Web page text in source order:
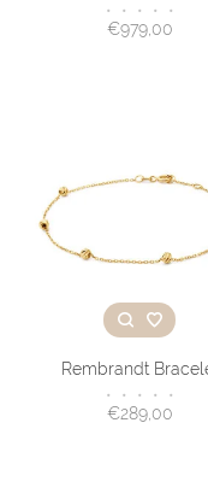
• • • • •
€979,00
Rembrandt
• • • • •
€289,00